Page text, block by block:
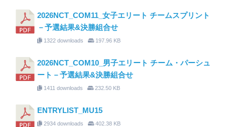
2026NCT_COM11_女子エリート チームスプリント
－予選結果&決勝組合せ
1322 downloads 197.96 KB
2026NCT_COM10_男子エリート チーム・パーシュ
ート－予選結果&決勝組合せ
1411 downloads 232.50 KB
ENTRYLIST_MU15
2934 downloads 402.38 KB